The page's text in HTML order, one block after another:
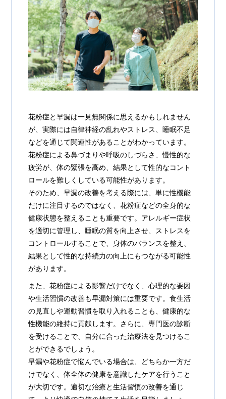
花粉症と早漏は一見無関係に思えるかもしれません
が、実際には自律神経の乱れやストレス、睡眠不足
などを通じて関連性があることがわかっています。
花粉症による鼻づまりや呼吸のしづらさ、慢性的な
疲労が、体の緊張を高め、結果として性的なコント
ロールを難しくしている可能性があります。
そのため、早漏の改善を考える際には、単に性機能
だけに注目するのではなく、花粉症などの全身的な
健康状態を整えることも重要です。アレルギー症状
を適切に管理し、睡眠の質を向上させ、ストレスを
コントロールすることで、身体のバランスを整え、
結果として性的な持続力の向上にもつながる可能性
があります。
また、花粉症による影響だけでなく、心理的な要因
や生活習慣の改善も早漏対策には重要です。食生活
の見直しや運動習慣を取り入れることも、健康的な
性機能の維持に貢献します。さらに、専門医の診断
を受けることで、自分に合った治療法を見つけるこ
とができるでしょう。
早漏や花粉症で悩んでいる場合は、どちらか一方だ
けでなく、体全体の健康を意識したケアを行うこと
が大切です。適切な治療と生活習慣の改善を通じ